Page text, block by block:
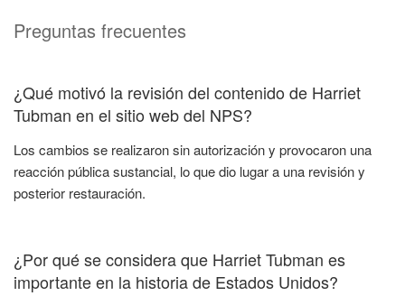
Preguntas frecuentes
¿Qué motivó la revisión del contenido de Harriet
Tubman en el sitio web del NPS?
Los cambios se realizaron sin autorización y provocaron una
reacción pública sustancial, lo que dio lugar a una revisión y
posterior restauración.
¿Por qué se considera que Harriet Tubman es
importante en la historia de Estados Unidos?